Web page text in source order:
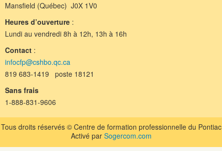
Mansfield (Québec) J0X 1V0
Heures d’ouverture :
Lundi au vendredi 8h à 12h, 13h à 16h
Contact :
infocfp@cshbo.qc.ca
819 683-1419 poste 18121
Sans frais
1-888-831-9606
Tous droits réservés © Centre de formation professionnelle du Pontiac
Activé par Sogercom.com